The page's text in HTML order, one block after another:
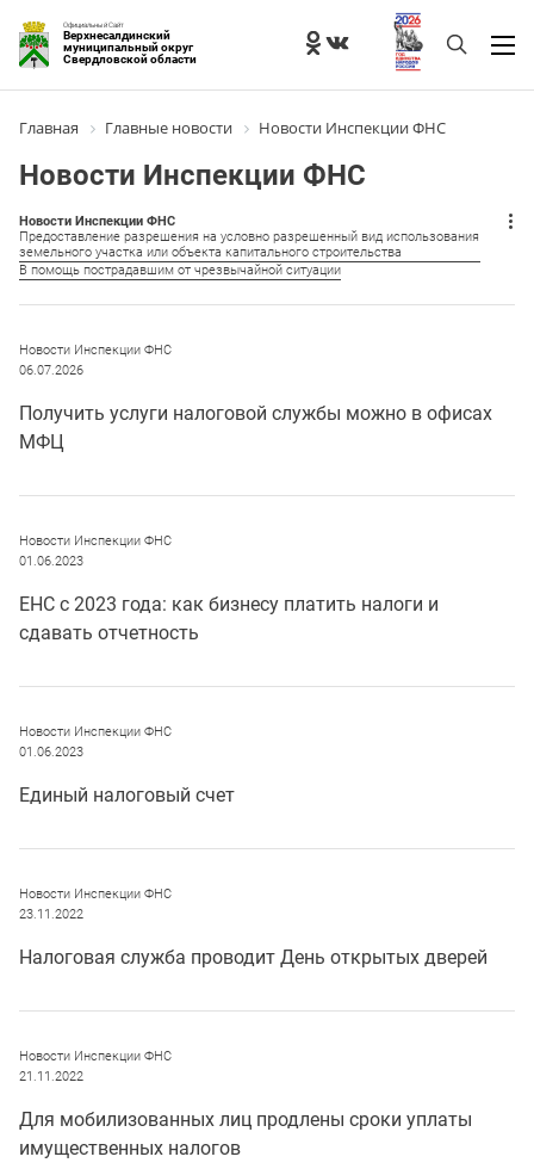
Официальный Сайт
Верхнесалдинский
муниципальный округ
Свердловской области
Главная Главные новости Новости Инспекции ФНС
Новости Инспекции ФНС
Новости Инспекции ФНС
Предоставление разрешения на условно разрешенный вид использования
земельного участка или объекта капитального строительства
В помощь пострадавшим от чрезвычайной ситуации
Новости Инспекции ФНС
06.07.2026
Получить услуги налоговой службы можно в офисах
МФЦ
Новости Инспекции ФНС
01.06.2023
ЕНС с 2023 года: как бизнесу платить налоги и
сдавать отчетность
Новости Инспекции ФНС
01.06.2023
Единый налоговый счет
Новости Инспекции ФНС
23.11.2022
Налоговая служба проводит День открытых дверей
Новости Инспекции ФНС
21.11.2022
Для мобилизованных лиц продлены сроки уплаты
имущественных налогов